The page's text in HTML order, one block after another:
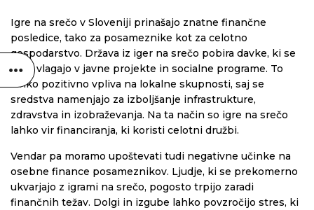
Igre na srečo v Sloveniji prinašajo znatne finančne
posledice, tako za posameznike kot za celotno
gospodarstvo. Država iz iger na srečo pobira davke, ki se
nato vlagajo v javne projekte in socialne programe. To
lahko pozitivno vpliva na lokalne skupnosti, saj se
sredstva namenjajo za izboljšanje infrastrukture,
zdravstva in izobraževanja. Na ta način so igre na srečo
lahko vir financiranja, ki koristi celotni družbi.
Vendar pa moramo upoštevati tudi negativne učinke na
osebne finance posameznikov. Ljudje, ki se prekomerno
ukvarjajo z igrami na srečo, pogosto trpijo zaradi
finančnih težav. Dolgi in izgube lahko povzročijo stres, ki